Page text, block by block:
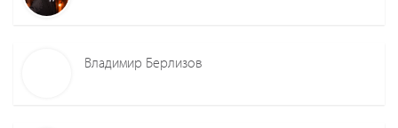
Владимир Берлизов